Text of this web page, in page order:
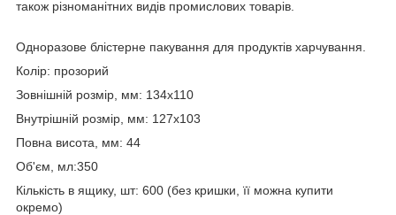
також різноманітних видів промислових товарів.
Одноразове блістерне пакування для продуктів харчування.
Колір: прозорий
Зовнішній розмір, мм: 134х110
Внутрішній розмір, мм: 127х103
Повна висота, мм: 44
Об'єм, мл:350
Кількість в ящику, шт: 600 (без кришки, її можна купити
окремо)